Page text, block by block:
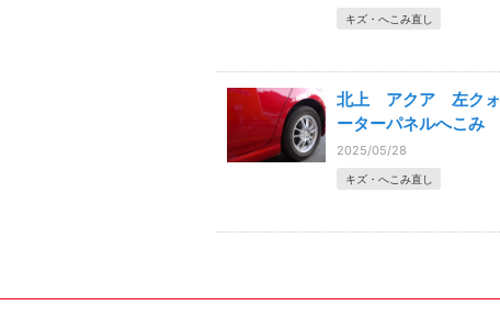
キズ・へこみ直し
北上 アクア 左クォ
ーターパネルへこみ
2025/05/28
キズ・へこみ直し